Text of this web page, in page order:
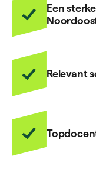
Een
Relevant